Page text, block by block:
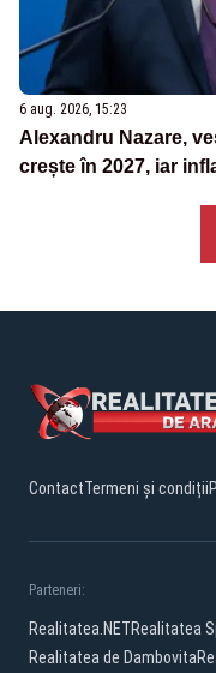
6 aug. 2026, 15:23
Alexandru Nazare,
crește în 2027, iar
ContactTermeni și condiții
Parteneri:
Realitatea.NETRealitatea
Realitatea de Dambovita